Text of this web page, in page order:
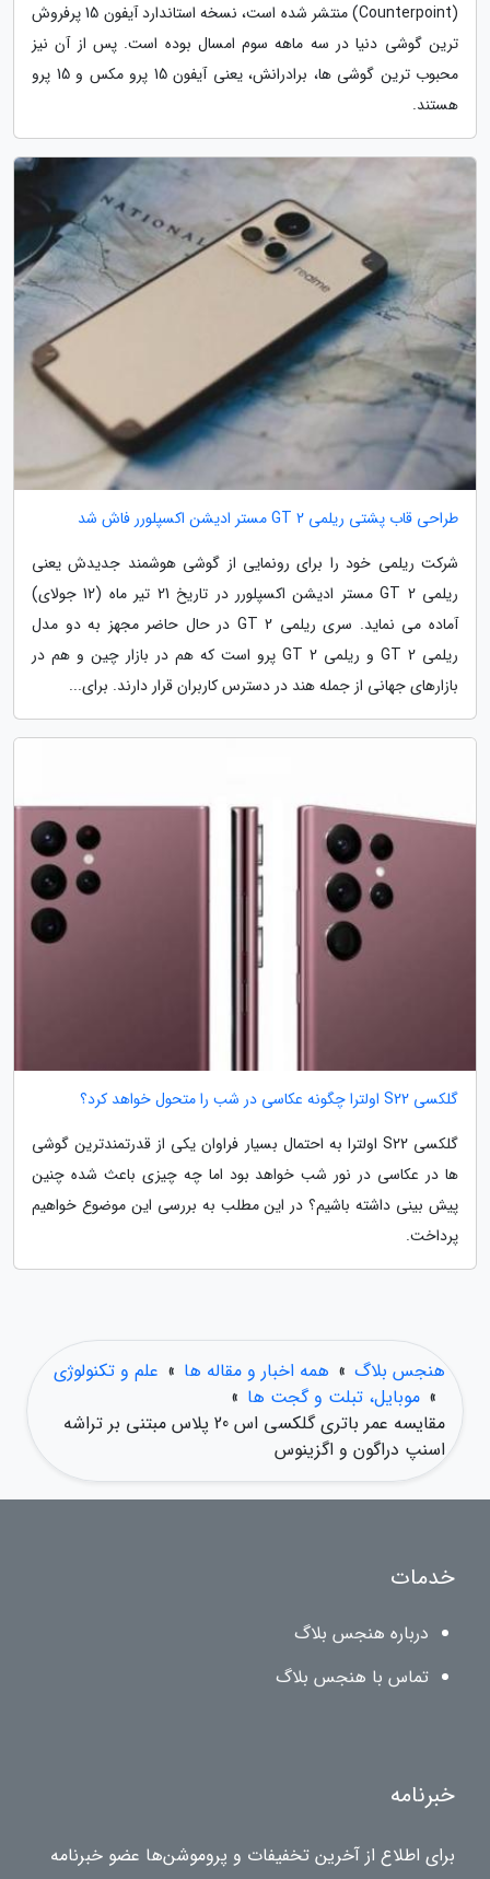
(Counterpoint) منتشر شده است، نسخه استاندارد آیفون 15 پرفروش
ترین گوشی دنیا در سه ماهه سوم امسال بوده است. پس از آن نیز
محبوب ترین گوشی ها، برادرانش، یعنی آیفون 15 پرو مکس و 15 پرو
هستند.
طراحی قاب پشتی ریلمی GT 2 مستر ادیشن اکسپلورر فاش شد
شرکت ریلمی خود را برای رونمایی از گوشی هوشمند جدیدش یعنی
ریلمی GT 2 مستر ادیشن اکسپلورر در تاریخ 21 تیر ماه (12 جولای)
آماده می نماید. سری ریلمی GT 2 در حال حاضر مجهز به دو مدل
ریلمی GT 2 و ریلمی GT 2 پرو است که هم در بازار چین و هم در
بازارهای جهانی از جمله هند در دسترس کاربران قرار دارند. برای...
گلکسی S22 اولترا چگونه عکاسی در شب را متحول خواهد کرد؟
گلکسی S22 اولترا به احتمال بسیار فراوان یکی از قدرتمندترین گوشی
ها در عکاسی در نور شب خواهد بود اما چه چیزی باعث شده چنین
پیش بینی داشته باشیم؟ در این مطلب به بررسی این موضوع خواهیم
پرداخت.
هنجس بلاگ » همه اخبار و مقاله ها » علم و تکنولوژی
» موبایل، تبلت و گجت ها »
مقایسه عمر باتری گلکسی اس 20 پلاس مبتنی بر تراشه
اسنپ دراگون و اگزینوس
خدمات
درباره هنجس بلاگ
تماس با هنجس بلاگ
خبرنامه
برای اطلاع از آخرین تخفیفات و پروموشن‌ها عضو خبرنامه